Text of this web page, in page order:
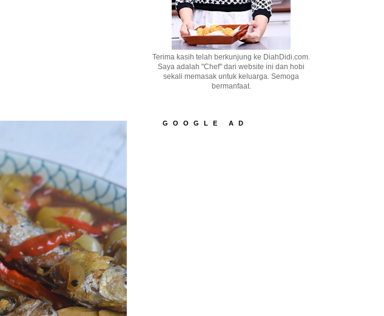
Terima kasih telah berkunjung ke DiahDidi.com.
Saya adalah "Chef" dari website ini dan hobi
sekali memasak untuk keluarga. Semoga
bermanfaat.
GOOGLE AD